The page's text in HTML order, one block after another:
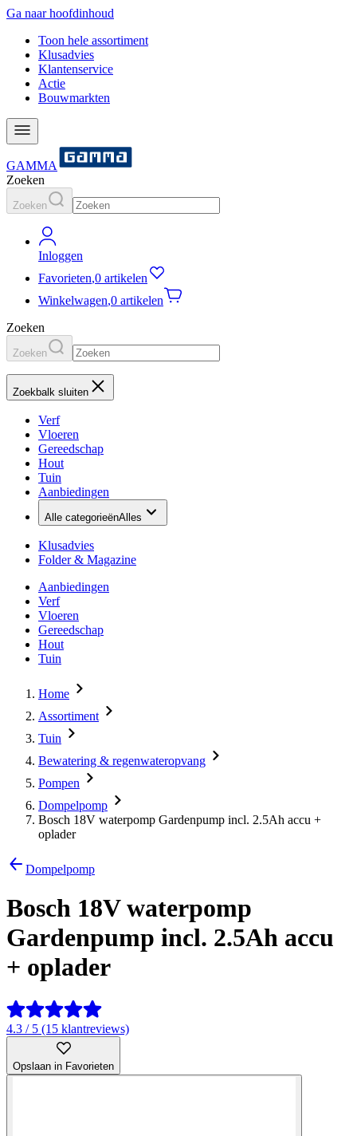
Ga naar hoofdinhoud
Toon hele assortiment
Klusadvies
Klantenservice
Actie
Bouwmarkten
GAMMA
Zoeken
Zoeken
Inloggen
Favorieten,0 artikelen
Winkelwagen,0 artikelen
Zoeken
Zoeken
Zoekbalk sluiten
Verf
Vloeren
Gereedschap
Hout
Tuin
Aanbiedingen
Alle categorieënAlles
Klusadvies
Folder & Magazine
Aanbiedingen
Verf
Vloeren
Gereedschap
Hout
Tuin
Home
Assortiment
Tuin
Bewatering & regenwateropvang
Pompen
Dompelpomp
Bosch 18V waterpomp Gardenpump incl. 2.5Ah accu +
oplader
Dompelpomp
Bosch 18V waterpomp
Gardenpump incl. 2.5Ah accu
+ oplader
4.3 / 5 (15 klantreviews)
Opslaan in Favorieten